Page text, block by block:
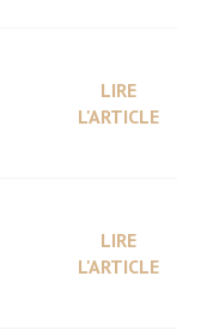
LIRE
L'ARTICLE
LIRE
L'ARTICLE